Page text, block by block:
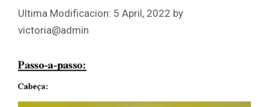
5 April, 2022 by
victoria@admin